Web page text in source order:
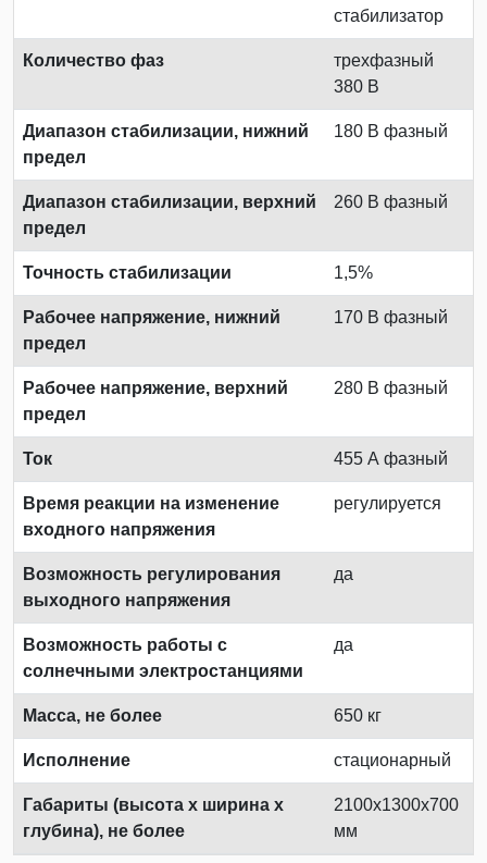
стабилизатор
Количество фаз
трехфазный
380 В
Диапазон стабилизации, нижний
предел
180 В фазный
Диапазон стабилизации, верхний
предел
260 В фазный
Точность стабилизации 1,5%
Рабочее напряжение, нижний
предел
170 В фазный
Рабочее напряжение, верхний
предел
280 В фазный
Ток 455 А фазный
Время реакции на изменение
входного напряжения
регулируется
Возможность регулирования
выходного напряжения
да
Возможность работы с
солнечными электростанциями
да
Масса, не более 650 кг
Исполнение стационарный
Габариты (высота х ширина х
глубина), не более
2100х1300х700
мм